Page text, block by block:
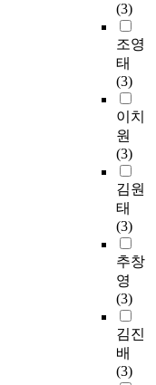
(3)
조영
태
(3)
이치
원
(3)
김원
태
(3)
추창
영
(3)
김진
배
(3)